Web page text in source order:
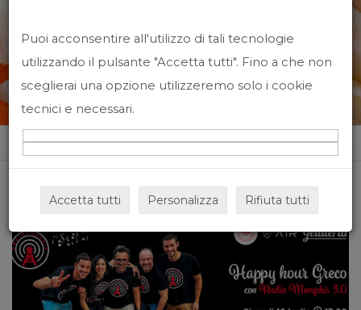
News&Events
Home News&events
Puoi acconsentire all'utilizzo di tali tecnologie
utilizzando il pulsante "Accetta tutti". Fino a che non
sceglierai una opzione utilizzeremo solo i cookie
tecnici e necessari.
Accetta tutti Personalizza Rifiuta tutti